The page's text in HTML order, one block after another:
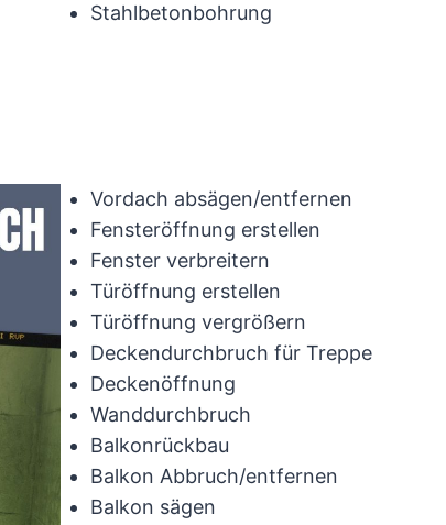
Stahlbetonbohrung
Vordach absägen/entfernen
Fensteröffnung erstellen
Fenster verbreitern
Türöffnung erstellen
Türöffnung vergrößern
Deckendurchbruch für Treppe
Deckenöffnung
Wanddurchbruch
Balkonrückbau
Balkon Abbruch/entfernen
Balkon sägen